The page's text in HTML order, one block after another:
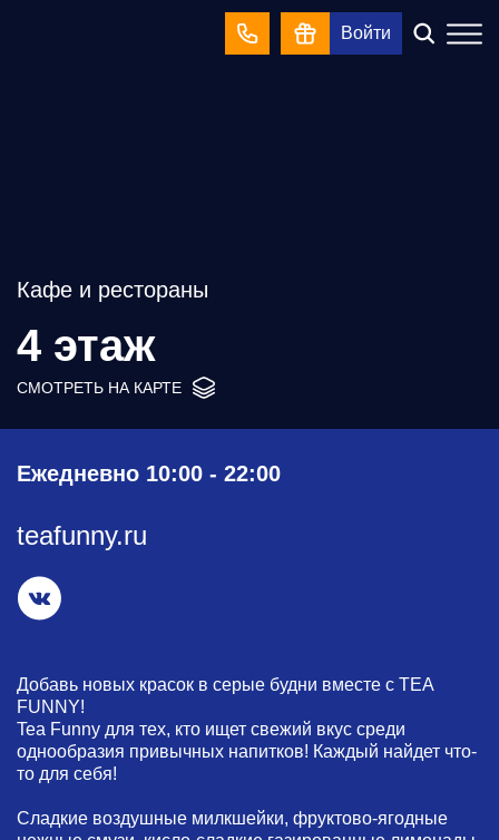
Войти
Кафе и рестораны
4 этаж
СМОТРЕТЬ НА КАРТЕ
Ежедневно 10:00 - 22:00
teafunny.ru
Добавь новых красок в серые будни вместе с TEA
FUNNY!
Tea Funny для тех, кто ищет свежий вкус среди
однообразия привычных напитков! Каждый найдет что-
то для себя!
Сладкие воздушные милкшейки, фруктово-ягодные